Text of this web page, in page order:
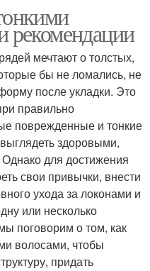
рекомендации
мечтают о толстых,
бы не ломались, не
после укладки. Это
правильно
поврежденные и тонкие
здоровыми,
для достижения
свои привычки, внести
ухода за локонами и
или несколько
поговорим о том, как
волосами, чтобы
придать